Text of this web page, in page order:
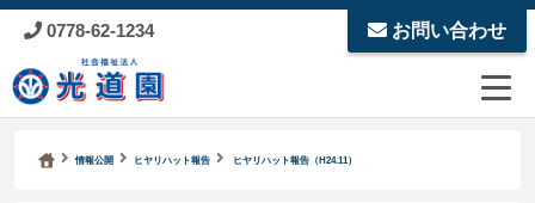
0778-62-1234 お問い合わせ
社会福祉法人 光道園
情報公開 ヒヤリハット報告 ヒヤリハット報告（H24.11）